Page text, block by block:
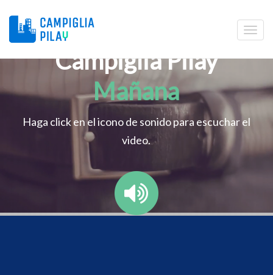
Campiglia Pilay
Mañana
Haga click en el icono de sonido para escuchar el
video.